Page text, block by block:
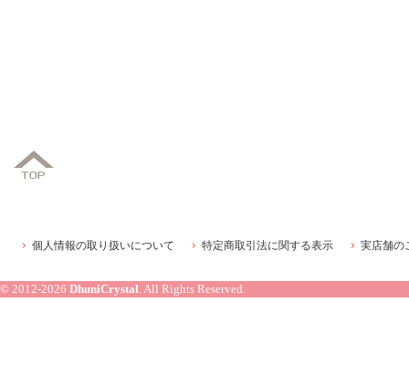
個人情報の取り扱いについて 特定商取引法に関する表示 実店舗の
© 2012-2026 DhuniCrystal. All Rights Reserved.